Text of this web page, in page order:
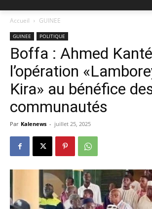
Accueil GUINEE
GUINEE POLITIQUE
Boffa : Ahmed
l’opération
Kira» au bénéfice
communautés
Par Kalenews - juillet 25, 2025